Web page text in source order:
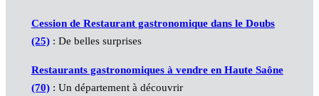
Cession de Restaurant gastronomique dans le Doubs
(25): De belles surprises
Restaurants gastronomiques à vendre en Haute Saône
(70): Un département à découvrir